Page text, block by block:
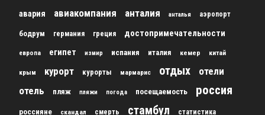
авария авиакомпания анталия анталья аэропорт
бодрум германия греция достопримечательности
европа египет измир испания италия кемер китай
крым курорт курорты мармарис отдых
отели
отель
пляж пляжи погода посещаемость россия
россияне скандал смерть стамбул статистика